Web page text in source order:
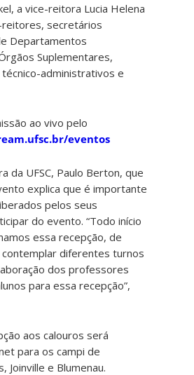
a vice-reitora Lucia Helena
secretários
Departamentos
Suplementares,
administrativos e
ao vivo pelo
eventos
da UFSC, Paulo Berton, que
explica que é importante
pelos seus
do evento. “Todo início
essa recepção, de
contemplar diferentes turnos
dos professores
para essa recepção”,
aos calouros será
para os campi de
Joinville e Blumenau.